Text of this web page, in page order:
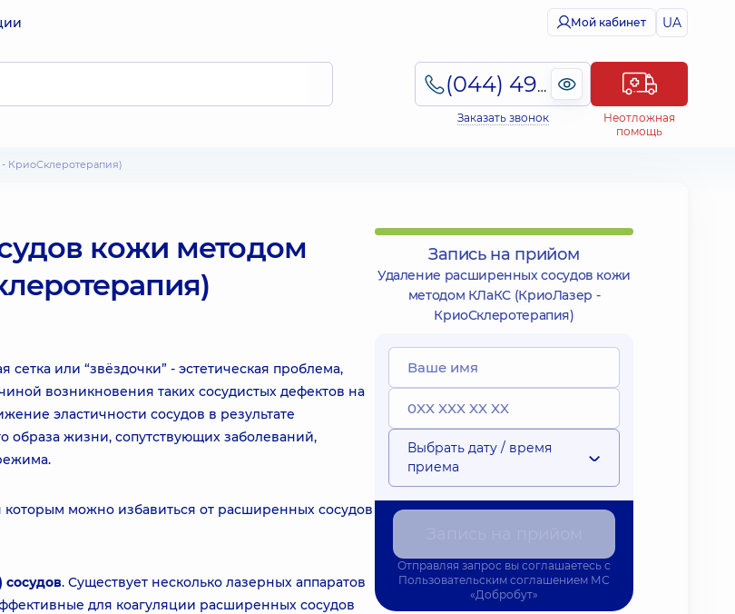
Мой кабинет UA
(044) 495-2-888
Заказать звонок
Неотложная
помощь
КриоСклеротерапия)
кожи методом
или “звёздочки” - эстетическая проблема,
возникновения таких сосудистых дефектов на
эластичности сосудов в результате
образа жизни, сопутствующих заболеваний,
можно избавиться от расширенных сосудов
сосудов. Существует несколько лазерных аппаратов
для коагуляции расширенных сосудов
Запись на прийом
Удаление расширенных сосудов кожи
методом КЛаКС (КриоЛазер -
КриоСклеротерапия)
Выбрать дату / время
приема
Отправляя запрос вы соглашаетесь с
Пользовательским соглашением МС
«Добробут»